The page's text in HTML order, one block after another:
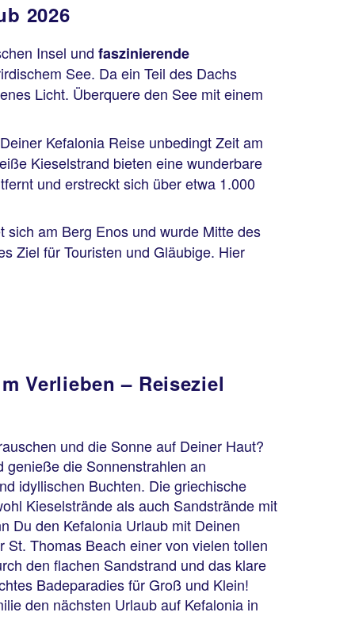
2026
Insel und faszinierende
See. Da ein Teil des Dachs
Licht. Überquere den See mit einem
Kefalonia Reise unbedingt Zeit am
Kieselstrand bieten eine wunderbare
und erstreckt sich über etwa 1.000
sich am Berg Enos und wurde Mitte des
Ziel für Touristen und Gläubige. Hier
Verlieben – Reiseziel
und die Sonne auf Deiner Haut?
genieße die Sonnenstrahlen an
idyllischen Buchten. Die griechische
Kieselstrände als auch Sandstrände mit
Du den Kefalonia Urlaub mit Deinen
St. Thomas Beach einer von vielen tollen
den flachen Sandstrand und das klare
Badeparadies für Groß und Klein!
den nächsten Urlaub auf Kefalonia in